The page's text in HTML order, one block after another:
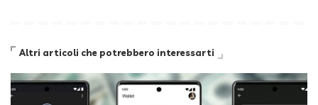
Altri articoli che potrebbero interessarti